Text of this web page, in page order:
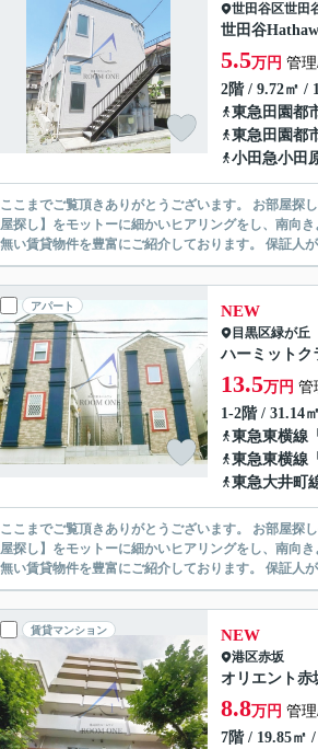
世田谷区世田
世田谷
5.5万円 管
2階 / 9.72㎡ /
東急田園都
東急田園都
小田急小田
ここまでご覧頂きありがとうございます。 お部屋探しの際には、皆さまそれぞれこだわりの条件があると思いますが、当社では【あなたに１番のお部
屋探し】をモットーに細かいヒアリングをし、南向きよりもあなた向きのお
無い賃貸物
アパート NEW
目黒区緑が丘
ハーミットク
13.5万円 管
1-2階 / 31.14
東急東横線 「
東急東横線 「
東急大井町
ここまでご覧頂きありがとうございます。 お部屋探しの際には、皆さまそれぞれこだわりの条件があると思いますが、当社では【あなたに１番のお部
屋探し】をモットーに細かいヒアリングをし、南向きよりもあなた向きのお
無い賃貸物
賃貸マンション NEW
港区赤坂
オリエント赤
8.8万円 管
7階 / 19.85㎡